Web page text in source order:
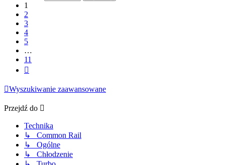
1
2
3
4
5
…
11
Wyszukiwanie zaawansowane
Przejdź do
Technika
↳ Common Rail
↳ Ogólne
↳ Chłodzenie